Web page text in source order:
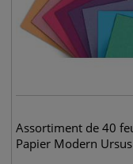
Assortiment de 40
Papier Modern Ursus